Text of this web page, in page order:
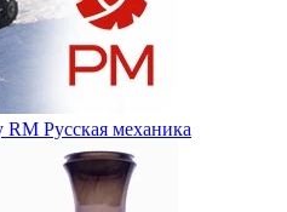
Русская механика